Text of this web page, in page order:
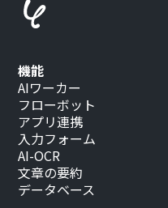
機能
AIワーカー
フローボット
アプリ連携
入力フォーム
AI-OCR
文章の要約
データベース